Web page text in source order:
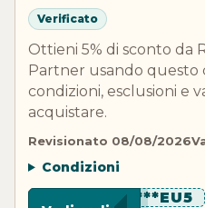
Verificato
Ottieni 5% di sconto da
Partner usando questo
condizioni, esclusioni e
acquistare.
Revisionato 08/08/2026
Condizioni
********EU5